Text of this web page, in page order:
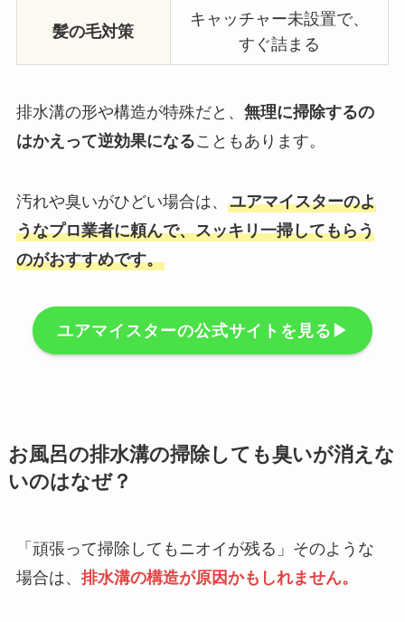
髪の毛対策
キャッチャー未設置で、
すぐ詰まる
排水溝の形や構造が特殊だと、 無理に掃除するの
はかえって逆効果になることもあります。
汚れや臭いがひどい場合は、 ユアマイスターのよ
うなプロ業者に頼んで、スッキリ一掃してもらう
のがおすすめです。
ユアマイスターの公式サイトを見る▶︎
お風呂の排水溝の掃除しても臭いが消えな
いのはなぜ？
「頑張って掃除してもニオイが残る」そのような
場合は、 排水溝の構造が原因かもしれません。